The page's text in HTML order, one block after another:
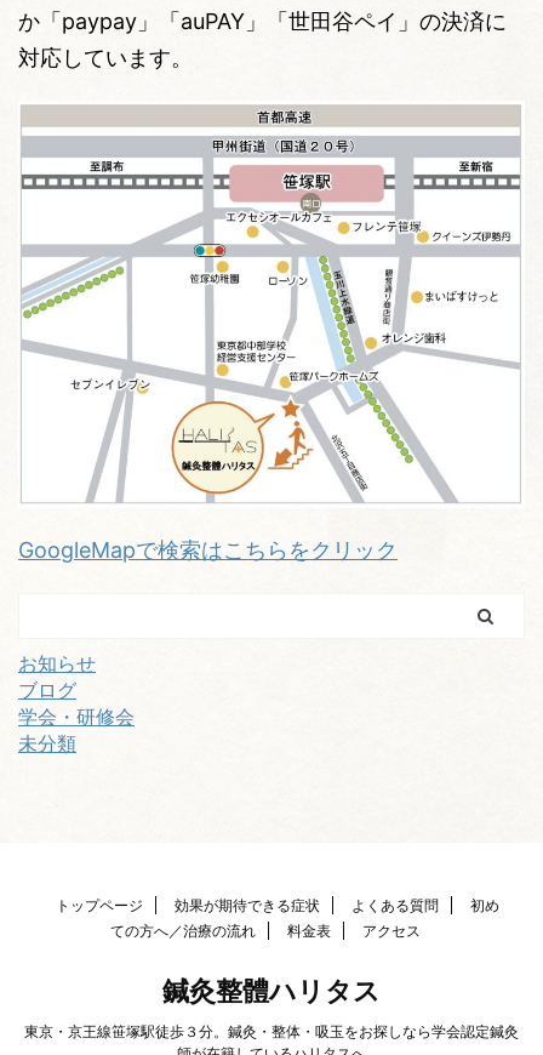
か「paypay」「auPAY」「世田谷ペイ」の決済に
対応しています。
GoogleMapで検索はこちらをクリック
お知らせ
ブログ
学会・研修会
未分類
トップページ 効果が期待できる症状 よくある質問
初め
ての方へ／治療の流れ
料金表 アクセス
鍼灸整體ハリタス
東京・京王線笹塚駅徒歩３分。鍼灸・整体・吸玉をお探しなら学会認定鍼灸